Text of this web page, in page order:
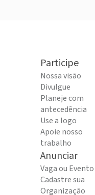
Participe
Nossa visão
Divulgue
Planeje com
antecedência
Use a logo
Apoie nosso
trabalho
Anunciar
Vaga ou Evento
Cadastre sua
Organização